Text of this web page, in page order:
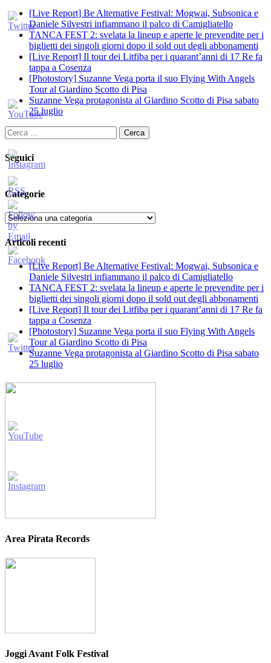
[Live Report] Be Alternative Festival: Mogwai, Subsonica e
Daniele Silvestri infiammano il palco di Camigliatello
TANCA FEST 2: svelata la lineup e aperte le prevendite per i
biglietti dei singoli giorni dopo il sold out degli abbonamenti
[Live Report] Il tour dei Litfiba per i quarant’anni di 17 Re fa
tappa a Cosenza
[Photostory] Suzanne Vega porta il suo Flying With Angels
Tour al Giardino Scotto di Pisa
Suzanne Vega protagonista al Giardino Scotto di Pisa sabato
25 luglio
Ricerca
per:
Seguici
Categorie
Categorie
Articoli recenti
[Live Report] Be Alternative Festival: Mogwai, Subsonica e
Daniele Silvestri infiammano il palco di Camigliatello
TANCA FEST 2: svelata la lineup e aperte le prevendite per i
biglietti dei singoli giorni dopo il sold out degli abbonamenti
[Live Report] Il tour dei Litfiba per i quarant’anni di 17 Re fa
tappa a Cosenza
[Photostory] Suzanne Vega porta il suo Flying With Angels
Tour al Giardino Scotto di Pisa
Suzanne Vega protagonista al Giardino Scotto di Pisa sabato
25 luglio
Area Pirata Records
Joggi Avant Folk Festival